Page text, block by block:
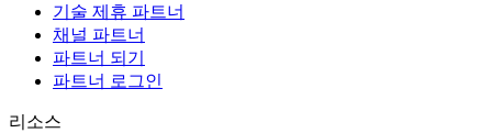
기술 제휴 파트너
채널 파트너
파트너 되기
파트너 로그인
리소스